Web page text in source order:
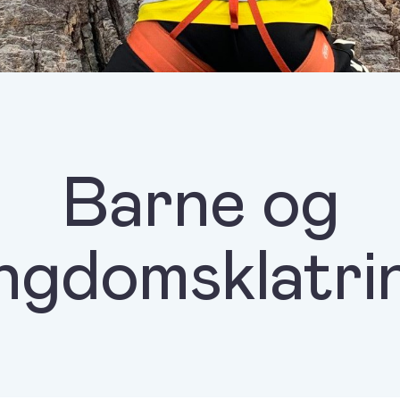
Barne og